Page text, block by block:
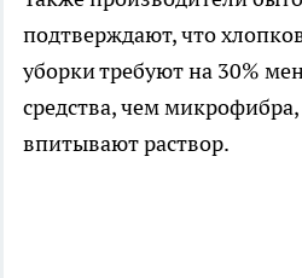
подтверждают, что
уборки требуют на 30%
средства, чем
впитывают раствор.